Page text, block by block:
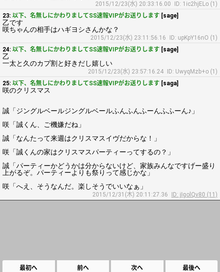
2015/12/23(水) 20:33:16.00
ID: 1ic2hjELo (1)
23: 以下、名無しにかわりましてSS速報VIPがお送りします [sage]
乙です
咲ちゃんの相手はハギヨシさんかな？
2015/12/23(水) 23:11:56.16
ID: upKpY16nO (1)
24: 以下、名無しにかわりましてSS速報VIPがお送りします [sage]
乙
一太と久のカプ割と好きだし嬉しい
2015/12/23(水) 23:57:16.24
ID: UwyqMzb+o (1)
25: 以下、名無しにかわりましてSS速報VIPがお送りします [saga]
咲のクリスマス
誠「ジングルベールジングルベールふんふんふーんふふーん♪」
咲「誠くん、ご機嫌だね」
誠「なんたって来週はクリスマスイヴだからな！」
咲「誠くんの家はクリスマスパーティーってするの？」
誠「パーティーかどうかは分からないけど、家族みんなですげー盛り
上がるぞ。パーティーよりも祭りって感じかな」
咲「へえ、そうなんだ。楽しそうでいいなぁ」
2015/12/31(木) 20:11:27.36 ID: jIgolQv80 (11)
最初へ 前へ 次へ 最後へ